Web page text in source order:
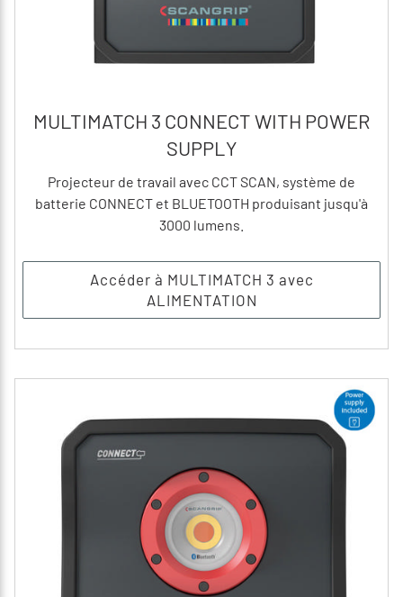
MULTIMATCH 3 CONNECT WITH POWER
SUPPLY
Projecteur de travail avec CCT SCAN, système de
batterie CONNECT et BLUETOOTH produisant jusqu'à
3000 lumens.
Accéder à MULTIMATCH 3 avec
ALIMENTATION